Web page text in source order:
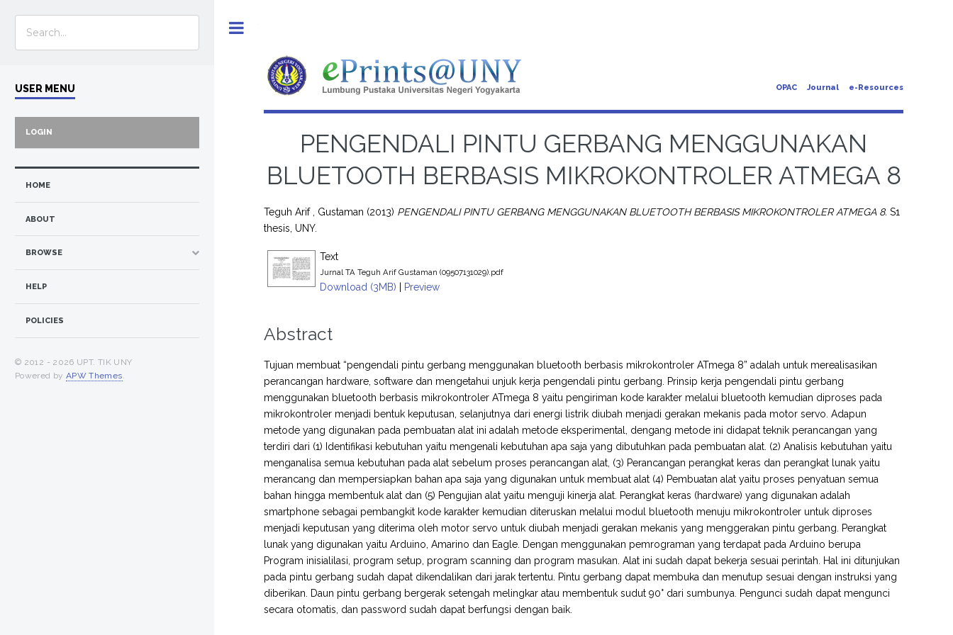
OPAC Journal e-Resources
PENGENDALI PINTU GERBANG MENGGUNAKAN
BLUETOOTH BERBASIS MIKROKONTROLER ATMEGA 8
Teguh Arif , Gustaman (2013) PENGENDALI PINTU GERBANG MENGGUNAKAN BLUETOOTH BERBASIS MIKROKONTROLER ATMEGA 8. S1
thesis, UNY.
Text
Jurnal TA Teguh Arif Gustaman (09507131029).pdf
Download (3MB) | Preview
Abstract
Tujuan membuat “pengendali pintu gerbang menggunakan bluetooth berbasis mikrokontroler ATmega 8” adalah untuk merealisasikan
perancangan hardware, software dan mengetahui unjuk kerja pengendali pintu gerbang. Prinsip kerja pengendali pintu gerbang
menggunakan bluetooth berbasis mikrokontroler ATmega 8 yaitu pengiriman kode karakter melalui bluetooth kemudian diproses pada
mikrokontroler menjadi bentuk keputusan, selanjutnya dari energi listrik diubah menjadi gerakan mekanis pada motor servo. Adapun
metode yang digunakan pada pembuatan alat ini adalah metode eksperimental, dengang metode ini didapat teknik perancangan yang
terdiri dari (1) Identifikasi kebutuhan yaitu mengenali kebutuhan apa saja yang dibutuhkan pada pembuatan alat. (2) Analisis kebutuhan yaitu
menganalisa semua kebutuhan pada alat sebelum proses perancangan alat, (3) Perancangan perangkat keras dan perangkat lunak yaitu
merancang dan mempersiapkan bahan apa saja yang digunakan untuk membuat alat (4) Pembuatan alat yaitu proses penyatuan semua
bahan hingga membentuk alat dan (5) Pengujian alat yaitu menguji kinerja alat. Perangkat keras (hardware) yang digunakan adalah
smartphone sebagai pembangkit kode karakter kemudian diteruskan melalui modul bluetooth menuju mikrokontroler untuk diproses
menjadi keputusan yang diterima oleh motor servo untuk diubah menjadi gerakan mekanis yang menggerakan pintu gerbang. Perangkat
lunak yang digunakan yaitu Arduino, Amarino dan Eagle. Dengan menggunakan pemrograman yang terdapat pada Arduino berupa
Program inisialilasi, program setup, program scanning dan program masukan. Alat ini sudah dapat bekerja sesuai perintah. Hal ini ditunjukan
pada pintu gerbang sudah dapat dikendalikan dari jarak tertentu. Pintu gerbang dapat membuka dan menutup sesuai dengan instruksi yang
diberikan. Daun pintu gerbang bergerak setengah melingkar atau membentuk sudut 90° dari sumbunya. Pengunci sudah dapat mengunci
secara otomatis, dan password sudah dapat berfungsi dengan baik.
USER MENU
LOGIN
HOME
ABOUT
BROWSE
HELP
POLICIES
© 2012 - 2026 UPT. TIK UNY
Powered by APW Themes